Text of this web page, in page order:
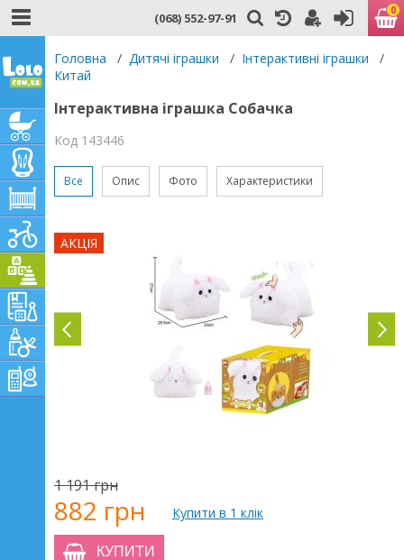
(068) 552-97-91 0
Головна / Дитячі іграшки / Інтерактивні іграшки
/
Китай
Інтерактивна іграшка Собачка
Код 143446
Все Опис Фото Характеристики
АКЦІЯ
1 191 грн
882 грн Купити в 1 клік
КУПИТИ